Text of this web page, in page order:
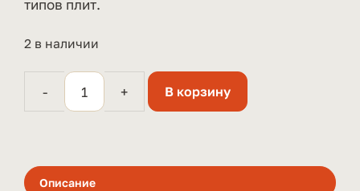
типов плит.
2 в наличии
-
Количество
+ В корзину
Описание